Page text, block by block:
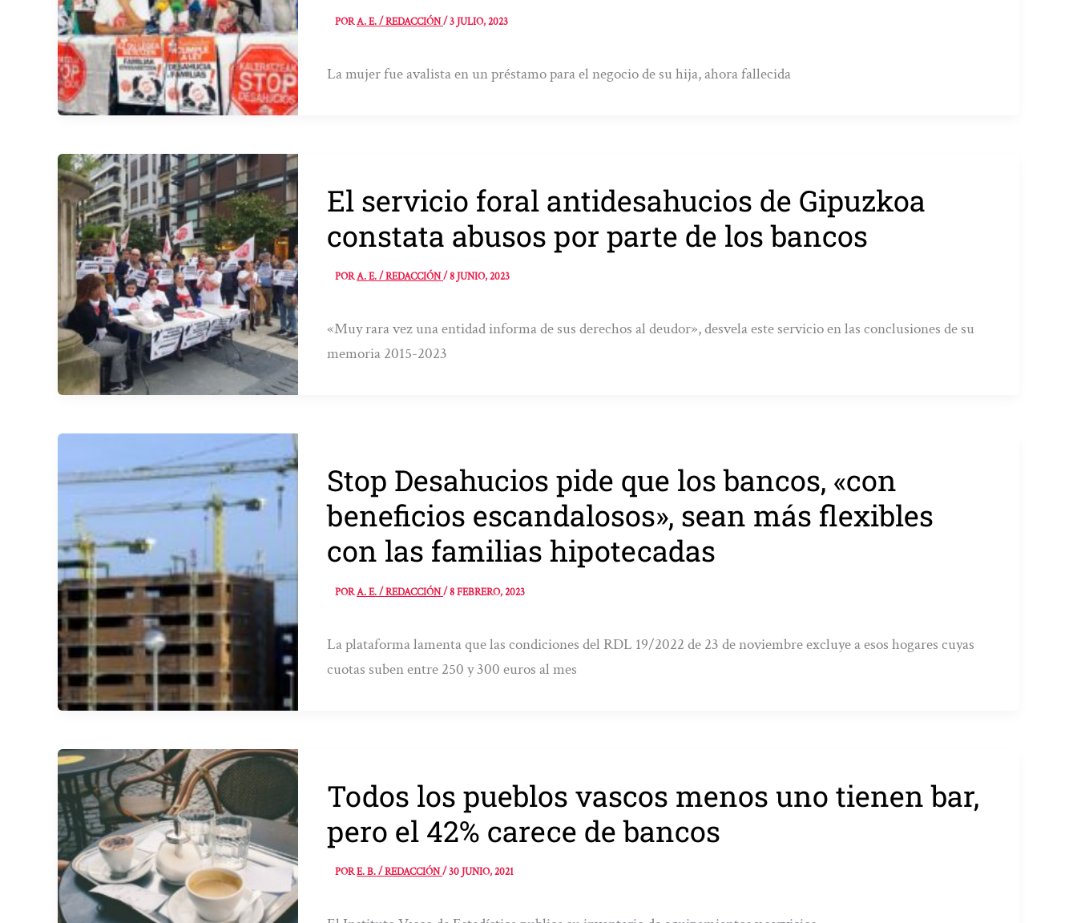
PORA. E. / REDACCIÓN/3 JULIO, 2023
La mujer fue avalista en un préstamo para el negocio de su hija, ahora fallecida
El servicio foral antidesahucios de Gipuzkoa
constata abusos por parte de los bancos
PORA. E. / REDACCIÓN/8 JUNIO, 2023
«Muy rara vez una entidad informa de sus derechos al deudor», desvela este servicio en las conclusiones de su
memoria 2015-2023
Stop Desahucios pide que los bancos, «con
beneficios escandalosos», sean más flexibles
con las familias hipotecadas
PORA. E. / REDACCIÓN/8 FEBRERO, 2023
La plataforma lamenta que las condiciones del RDL 19/2022 de 23 de noviembre excluye a esos hogares cuyas
cuotas suben entre 250 y 300 euros al mes
Todos los pueblos vascos menos uno tienen bar,
pero el 42% carece de bancos
PORE. B. / REDACCIÓN/30 JUNIO, 2021